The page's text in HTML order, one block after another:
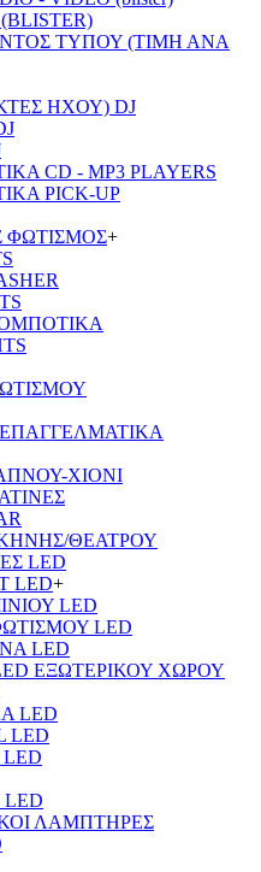
ΤΥΠΟΥ (ΤΙΜΗ ΑΝΑ
ΗΧΟΥ) DJ
CD - ΜΡ3 PLAYERS
PICK-UP
ΦΩΤΙΣΜΟΣ+
ΧΙΟΝΙ
ΘΕΑΤΡΟΥ
LED
LED+
LED
LED
LED
ΕΞΩΤΕΡΙΚΟΥ ΧΩΡΟΥ
LED
LED
LED
ΛΑΜΠΤΗΡΕΣ